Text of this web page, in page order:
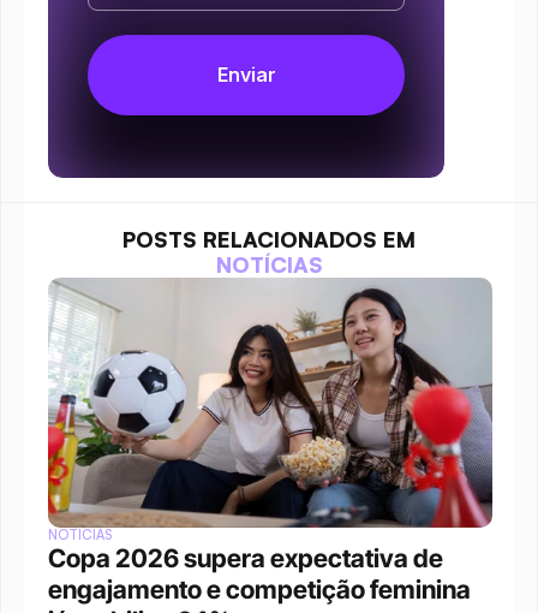
POSTS RELACIONADOS EM
NOTÍCIAS
NOTÍCIAS
Copa 2026 supera expectativa de
engajamento e competição feminina